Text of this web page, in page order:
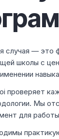
случая — это
школы с
проверяет
Мы
для